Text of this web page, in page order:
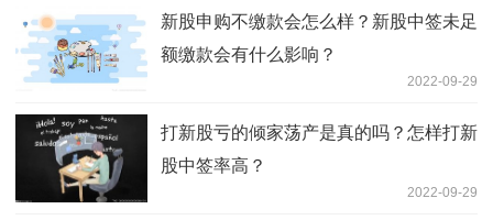
新股申购不缴款会怎么样？新股中签未足
额缴款会有什么影响？
2022-09-29
打新股亏的倾家荡产是真的吗？怎样打新
股中签率高？
2022-09-29